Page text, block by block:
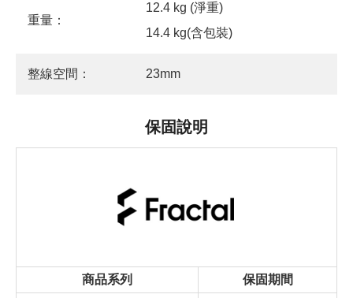
重量：
12.4 kg (淨重)
14.4 kg(含包裝)
整線空間： 23mm
保固說明
商品系列
保固期間